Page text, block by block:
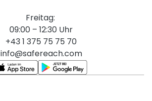
Freitag:
09:00 – 12:30 Uhr
+43 1 375 75 75 70
info@safereach.com